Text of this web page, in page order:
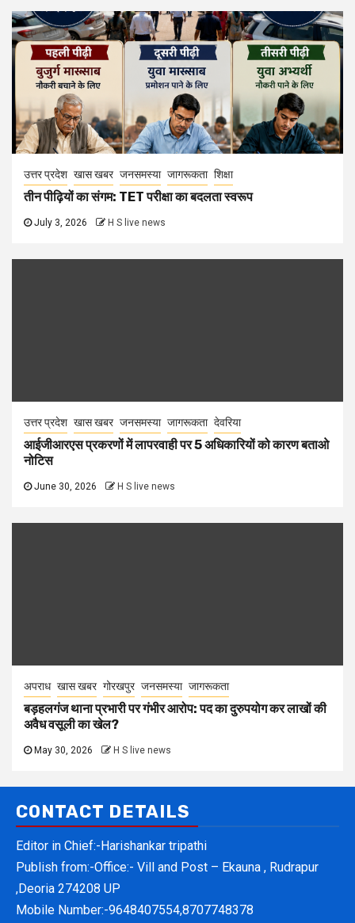
उत्तर प्रदेश खास खबर जनसमस्या जागरूकता शिक्षा
तीन पीढ़ियों का संगम: TET परीक्षा का बदलता स्वरूप
July 3, 2026 H S live news
उत्तर प्रदेश खास खबर जनसमस्या जागरूकता देवरिया
आईजीआरएस प्रकरणों में लापरवाही पर 5 अधिकारियों को कारण बताओ
नोटिस
June 30, 2026 H S live news
अपराध खास खबर गोरखपुर जनसमस्या जागरूकता
बड़हलगंज थाना प्रभारी पर गंभीर आरोप: पद का दुरुपयोग कर लाखों की
अवैध वसूली का खेल?
May 30, 2026 H S live news
CONTACT DETAILS
Editor in Chief:-Harishankar tripathi
Publish from:-Office:- Vill and Post – Ekauna , Rudrapur
,Deoria 274208 UP
Mobile Number:-9648407554,8707748378